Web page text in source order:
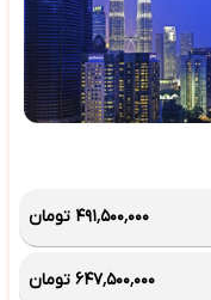
۴۹۱٬۵۰۰٬۰۰۰ تومان
۶۴۷٬۵۰۰٬۰۰۰ تومان